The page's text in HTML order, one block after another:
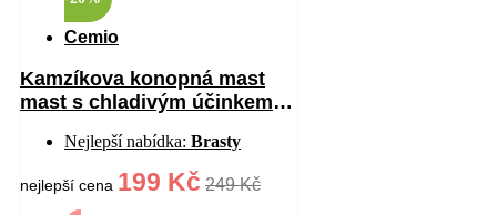
Cemio
Kamzíkova konopná mast
mast s chladivým účinkem
Nejlepší nabídka: Brasty
nejlepší cena 199 Kč 249 Kč